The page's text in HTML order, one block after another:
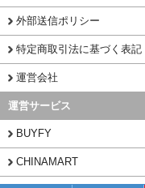
外部送信ポリシー
特定商取引法に基づく表記
運営会社
運営サービス
BUYFY
CHINAMART